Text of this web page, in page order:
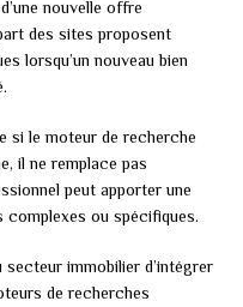
nouvelle offre
des sites proposent
lorsqu’un nouveau bien
si le moteur de recherche
il ne remplace pas
peut apporter une
ou spécifiques.
immobilier d’intégrer
de recherches